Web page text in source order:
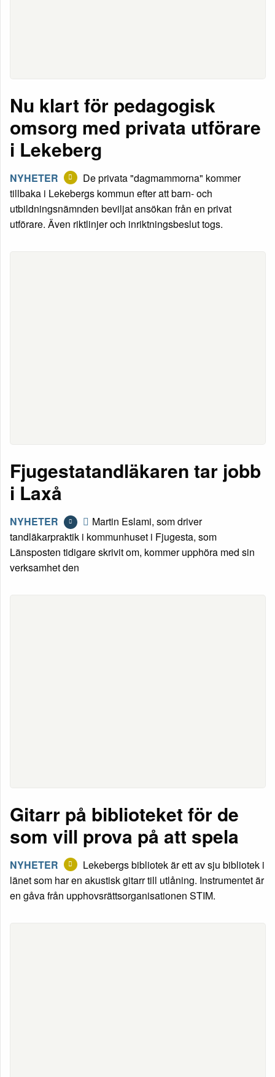
Nu klart för pedagogisk
omsorg med privata utförare
i Lekeberg
NYHETER
De privata "dagmammorna" kommer
tillbaka i Lekebergs kommun efter att barn- och
utbildningsnämnden beviljat ansökan från en privat
utförare. Även riktlinjer och inriktningsbeslut togs.
Fjugestatandläkaren tar jobb
i Laxå
NYHETER
Martin Eslami, som driver
tandläkarpraktik i kommunhuset i Fjugesta, som
Länsposten tidigare skrivit om, kommer upphöra med sin
verksamhet den
Gitarr på biblioteket för de
som vill prova på att spela
NYHETER
Lekebergs bibliotek är ett av sju bibliotek i
länet som har en akustisk gitarr till utlåning. Instrumentet är
en gåva från upphovsrättsorganisationen STIM.